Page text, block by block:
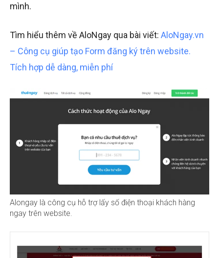
mình.
Tìm hiểu thêm về AloNgay qua bài viết: AloNgay.vn
– Công cụ giúp tạo Form đăng ký trên website.
Tích hợp dễ dàng, miễn phí
Alongay là công cụ hỗ trợ lấy số điện thoại khách hàng
ngay trên website.